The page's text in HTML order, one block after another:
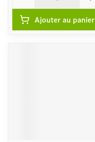
Ajouter au panier